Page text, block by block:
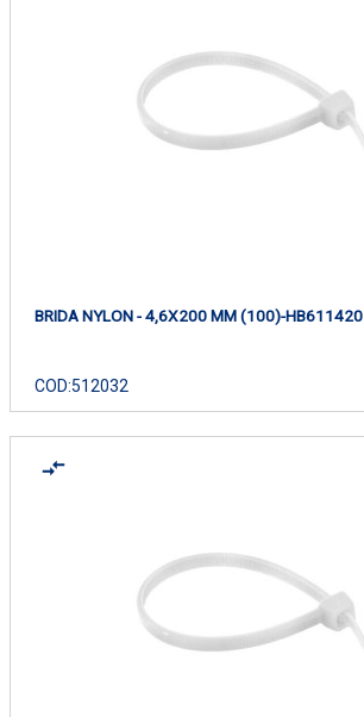
BRIDA NYLON - 4,6X200 MM (100)-HB611420
COD:512032